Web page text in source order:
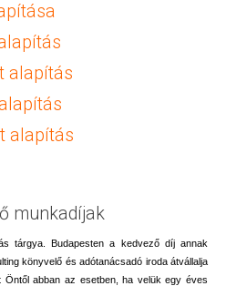
alapítás
alapítás
munkadíjak
tárgya. Budapesten a kedvező díj annak
könyvelő és adótanácsadó iroda átvállalja
Öntől abban az esetben, ha velük egy éves